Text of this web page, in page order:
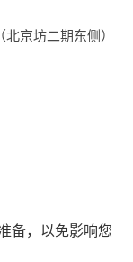
京坊二期东侧）
备，以免影响您